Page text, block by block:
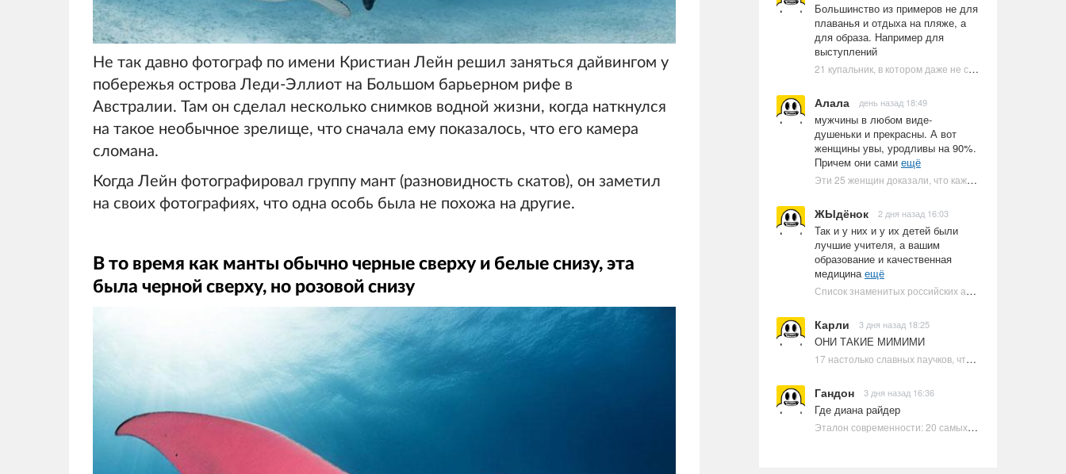
Не так давно фотограф по имени Кристиан Лейн решил заняться дайвингом у
побережья острова Леди-Эллиот на Большом барьерном рифе в
Австралии. Там он сделал несколько снимков водной жизни, когда наткнулся
на такое необычное зрелище, что сначала ему показалось, что его камера
сломана.
Когда Лейн фотографировал группу мант (разновидность скатов), он заметил
на своих фотографиях, что одна особь была не похожа на другие.
В то время как манты обычно черные сверху и белые снизу, эта
была черной сверху, но розовой снизу
Большинство из примеров не для
плаванья и отдыха на пляже, а
для образа. Например для
выступлений
21 купальник, в котором даже не стоит пытаться плавать
Алала день назад 18:49
мужчины в любом виде-
душеньки и прекрасны. А вот
женщины увы, уродливы на 90%.
Причем они сами ещё
Эти 25 женщин доказали, что каждое тело имеет право быть в бикини
ЖЫдёнок 2 дня назад 16:03
Так и у них и у их детей были
лучшие учителя, а вашим
образование и качественная
медицинаещё
Список знаменитых российских артистов-евреев | Ультрамарин
Карли 3 дня назад 18:25
ОНИ ТАКИЕ МИМИМИ
17 настолько славных паучков, что даже у арахнофобов появится желание их погладить
Гандон 3 дня назад 16:36
Где диана райдер
Эталон современности: 20 самых красивых и привлекательных актрис Голливуда, по мнению Google | Ультрамарин